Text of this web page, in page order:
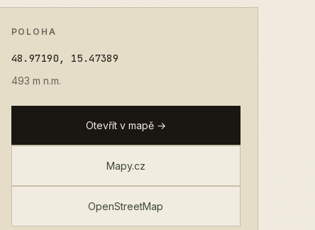
POLOHA
48.97190, 15.47389
493 m n.m.
Otevřít v mapě →
Mapy.cz
OpenStreetMap